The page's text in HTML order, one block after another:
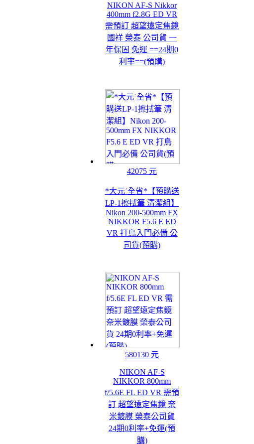
NIKON AF-S Nikkor
400mm f2.8G ED VR
需預訂 超望遠定焦鏡
國祥 榮泰 公司貨 一
年保固 免運 ==24期0
利率==(預購)
42075 元
*大元˙全省*【預購送
LP-1擦拭筆 清潔組】
Nikon 200-500mm FX
NIKKOR F5.6 E ED
VR 打鳥入門必備 公
司貨(預購)
580130 元
NIKON AF-S
NIKKOR 800mm
f/5.6E FL ED VR 需預
訂 超望遠定焦鏡 奈
米鍍膜 榮泰公司貨
24期0利率+免運(預
購)